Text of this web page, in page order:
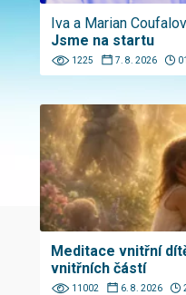
Iva a Marian
Jsme na startu
1225 7. 8. 2026
Meditace vnitřní
vnitřních částí
11002 6. 8. 2026